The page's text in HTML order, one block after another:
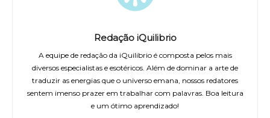
Redação iQuilibrio
A equipe de redação da iQuilibrio é composta pelos mais
diversos especialistas e esotéricos. Além de dominar a arte de
traduzir as energias que o universo emana, nossos redatores
sentem imenso prazer em trabalhar com palavras. Boa leitura
e um ótimo aprendizado!